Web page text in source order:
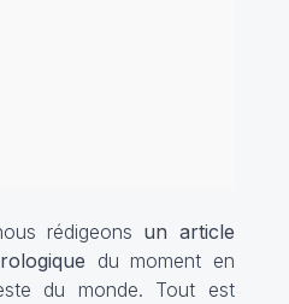
rédigeons un article
du moment en
du monde. Tout est